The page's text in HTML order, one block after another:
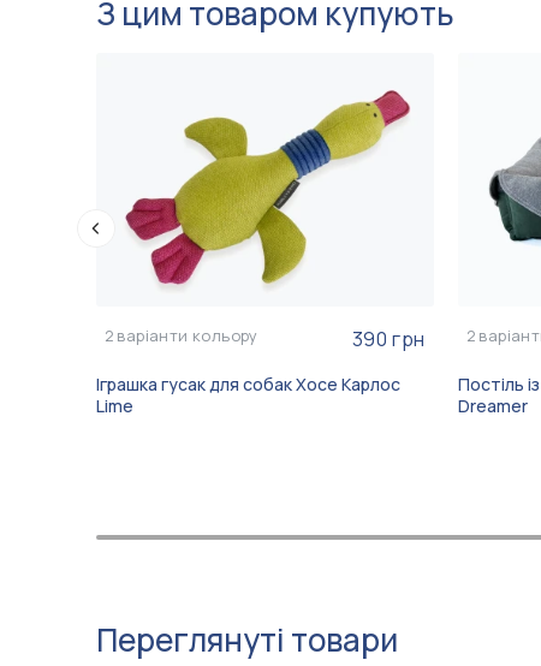
З цим товаром купують
2 варіанти кольору 390 грн
Іграшка гусак для собак Хосе Карлос
Lime
2
Постіль
Dreamer
Переглянуті товари